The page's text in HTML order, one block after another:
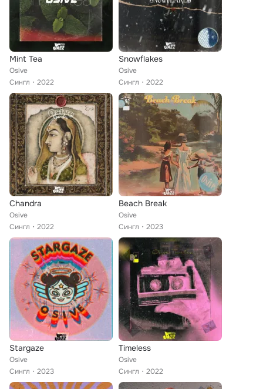
Mint Tea
Osive
Сингл
2022
Snowflakes
Osive
Сингл
2022
Chandra
Osive
Сингл
2022
Beach Break
Osive
Сингл
2023
Stargaze
Osive
Сингл
2023
Timeless
Osive
Сингл
2022